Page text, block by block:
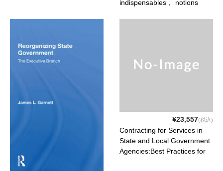
indispensables， notions
¥23,557(税込)
Contracting for Services in
State and Local Government
Agencies:Best Practices for